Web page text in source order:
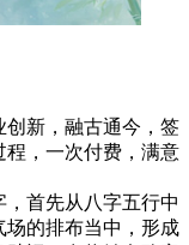
创新，融古通今，签
程，一次付费，满意
首先从八字五行中
场的排布当中，形成